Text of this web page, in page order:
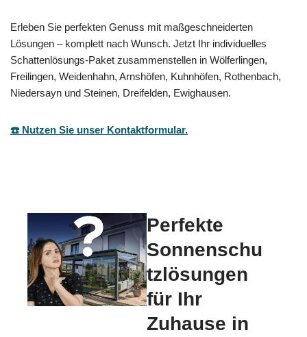
Erleben Sie perfekten Genuss mit maßgeschneiderten
Lösungen – komplett nach Wunsch. Jetzt Ihr individuelles
Schattenlösungs-Paket zusammenstellen in Wölferlingen,
Freilingen, Weidenhahn, Arnshöfen, Kuhnhöfen, Rothenbach,
Niedersayn und Steinen, Dreifelden, Ewighausen.
☎️ Nutzen Sie unser Kontaktformular.
Perfekte
Sonnenschu
tzlösungen
für Ihr
Zuhause in